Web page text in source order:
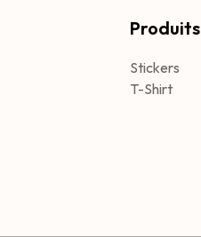
Produits
Stickers
T-Shirt